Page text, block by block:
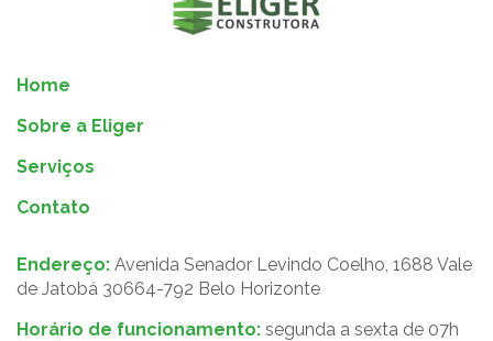
Home
Sobre a Eliger
Serviços
Contato
Endereço: Avenida Senador Levindo Coelho, 1688 Vale
de Jatobá 30664-792 Belo Horizonte
Horário de funcionamento: segunda a sexta de 07h